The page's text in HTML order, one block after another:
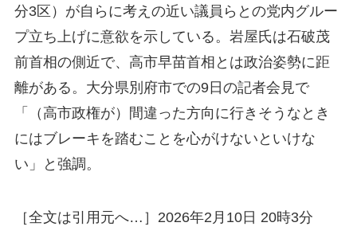
分3区）が自らに考えの近い議員らとの党内グルー
プ立ち上げに意欲を示している。岩屋氏は石破茂
前首相の側近で、高市早苗首相とは政治姿勢に距
離がある。大分県別府市での9日の記者会見で
「（高市政権が）間違った方向に行きそうなとき
にはブレーキを踏むことを心がけないといけな
い」と強調。
［全文は引用元へ…］2026年2月10日 20時3分